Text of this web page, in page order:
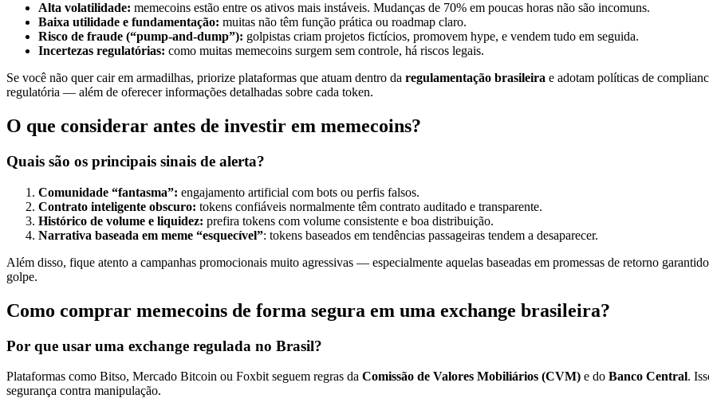
Alta volatilidade: memecoins estão entre os ativos mais instáveis. Mudanças de 70% em poucas horas não são incomuns.
Baixa utilidade e fundamentação: muitas não têm função prática ou roadmap claro.
Risco de fraude (“pump-and-dump”): golpistas criam projetos fictícios, promovem hype, e vendem tudo em seguida.
Incertezas regulatórias: como muitas memecoins surgem sem controle, há riscos legais.
Se você não quer cair em armadilhas, priorize plataformas que atuam dentro da regulamentação brasileira e adotam políticas de
regulatória — além de oferecer informações detalhadas sobre cada token.
O que considerar antes de investir em memecoins?
Quais são os principais sinais de alerta?
Comunidade “fantasma”: engajamento artificial com bots ou perfis falsos.
Contrato inteligente obscuro: tokens confiáveis normalmente têm contrato auditado e transparente.
Histórico de volume e liquidez: prefira tokens com volume consistente e boa distribuição.
Narrativa baseada em meme “esquecível”: tokens baseados em tendências passageiras tendem a desaparecer.
Além disso, fique atento a campanhas promocionais muito agressivas — especialmente aquelas baseadas em promessas de retorno
golpe.
Como comprar memecoins de forma segura em uma exchange brasileira?
Por que usar uma exchange regulada no Brasil?
Plataformas como Bitso, Mercado Bitcoin ou Foxbit seguem regras da Comissão de Valores Mobiliários (CVM) e do Banco Central.
segurança contra manipulação.